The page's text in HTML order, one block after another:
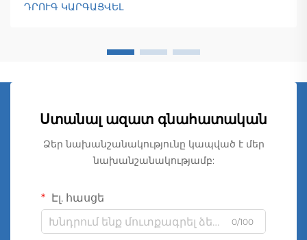
ԴՐՈՒԳ ԿԱՐԳԱՑՎԵԼ
Ստանալ ազատ գնահատական
Ձեր նախանշանակությունը կապված է մեր
նախանշանակությամբ:
Էլ. հասցե
0/100